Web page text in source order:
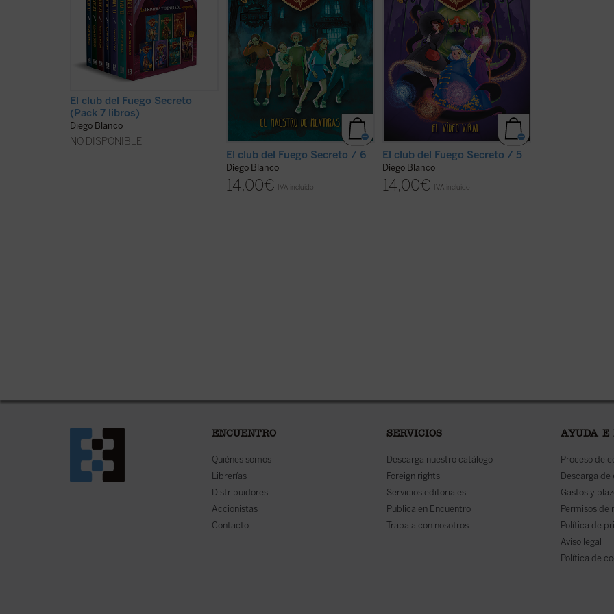
Óscar, a la pequeña y valiente
Paula, y a Dany, una misteriosa
chica de ojos verdes que esconde
un secreto. Juntos, aprenderán de
los tres profesores a combatir
contra las ...
(ver ficha)
El club del Fuego Secreto
(Pack 7 libros)
Diego Blanco
NO DISPONIBLE
otros personajes, deberán
resolver el misterio que se
esconde detrás de los asesinatos
y desapariciones que se están
produciendo en ...
(ver ficha)
El club del Fuego Secreto / 6
Diego Blanco
14,00€ IVA incluido
David le dice que algo no encaja, y
los chicos planean una forma de
poder escapar del inminente
peligro que les aguarda.
¡Descubre a David, Koke, ...(ver
ficha)
El club del Fuego Secreto / 5
Diego Blanco
14,00€ IVA incluido
ENCUENTRO
Quiénes somos
Librerías
Distribuidores
Accionistas
Contacto
SERVICIOS
Descarga nuestro catálogo
Foreign rights
Servicios editoriales
Publica en Encuentro
Trabaja con nosotros
AYUDA E
Proceso de
Descarga de
Gastos y
Permisos de
Política de
Aviso legal
Política de